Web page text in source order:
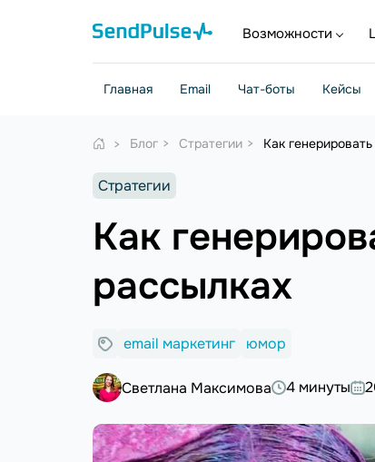
Возможности
Главная Email Чат-боты Кейсы
Блог Стратегии Как
Стратегии
Как
рассылках
email маркетинг юмор
Светлана Максимова 4 минуты